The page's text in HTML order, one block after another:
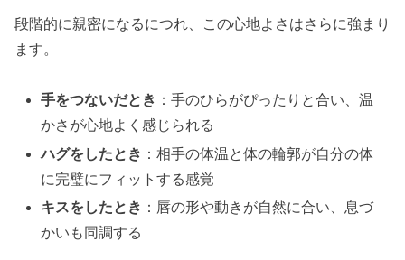
段階的に親密になるにつれ、この心地よさはさらに強まり
ます。
手をつないだとき ：手のひらがぴったりと合い、温
かさが心地よく感じられる
ハグをしたとき ：相手の体温と体の輪郭が自分の体
に完璧にフィットする感覚
キスをしたとき ：唇の形や動きが自然に合い、息づ
かいも同調する